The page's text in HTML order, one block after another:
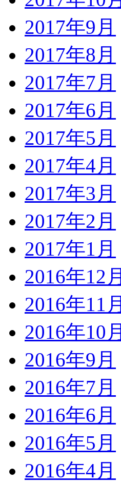
2017年9月
2017年8月
2017年7月
2017年6月
2017年5月
2017年4月
2017年3月
2017年2月
2017年1月
2016年12月
2016年11月
2016年10月
2016年9月
2016年7月
2016年6月
2016年5月
2016年4月